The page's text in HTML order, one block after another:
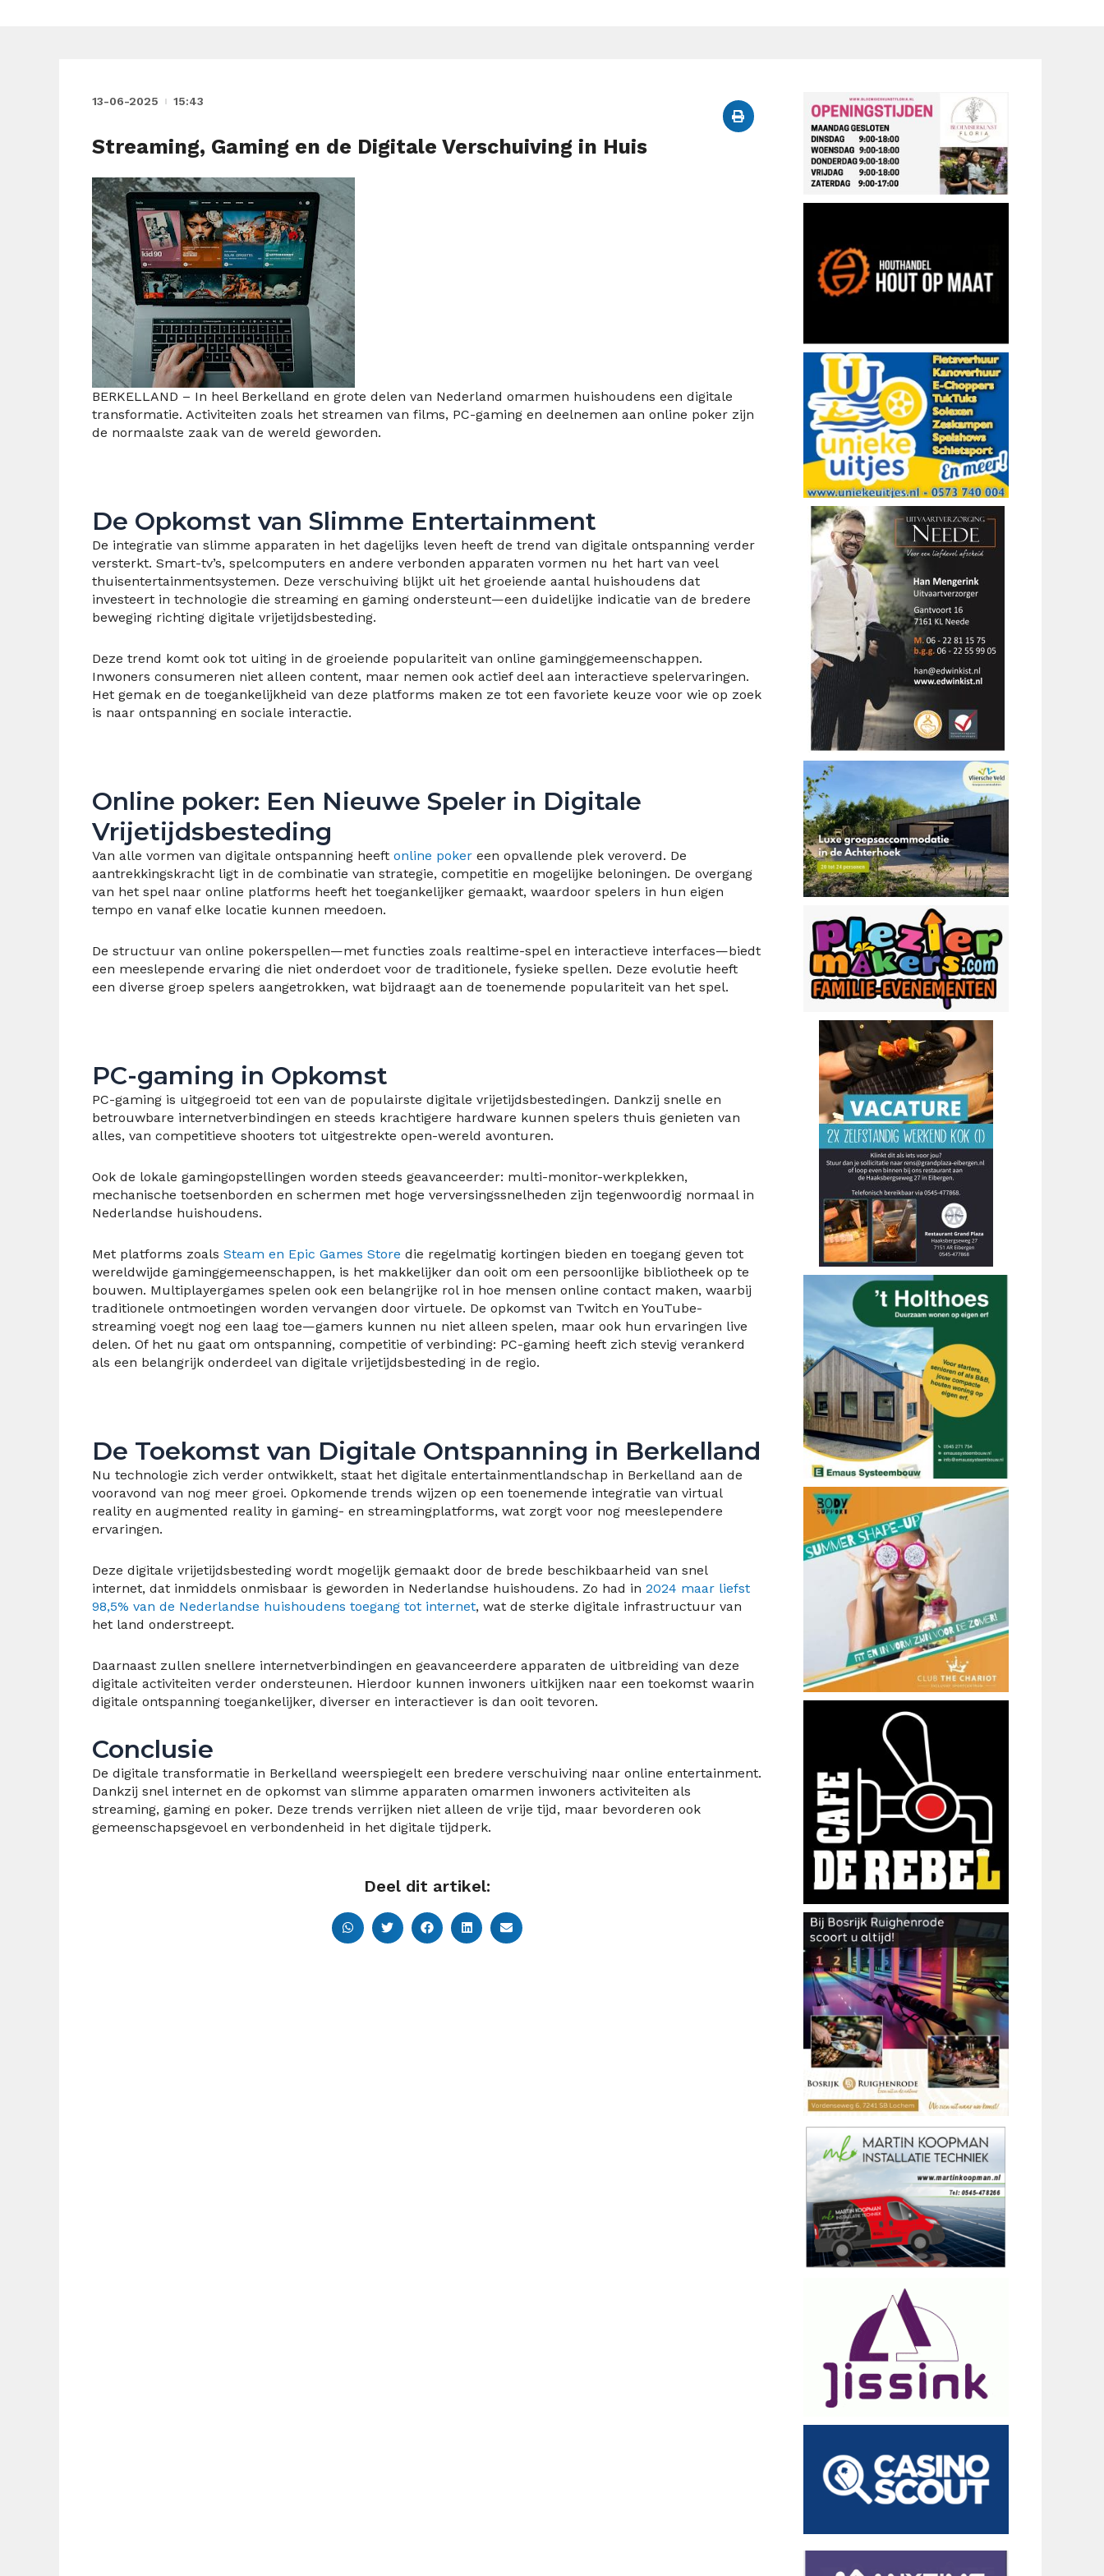
13-06-2025 15:43
Streaming, Gaming en de Digitale Verschuiving in Huis
BERKELLAND – In heel Berkelland en grote delen van Nederland omarmen huishoudens een digitale
transformatie. Activiteiten zoals het streamen van films, PC-gaming en deelnemen aan online poker zijn
de normaalste zaak van de wereld geworden.
De Opkomst van Slimme Entertainment
De integratie van slimme apparaten in het dagelijks leven heeft de trend van digitale ontspanning verder
versterkt. Smart-tv’s, spelcomputers en andere verbonden apparaten vormen nu het hart van veel
thuisentertainmentsystemen. Deze verschuiving blijkt uit het groeiende aantal huishoudens dat
investeert in technologie die streaming en gaming ondersteunt—een duidelijke indicatie van de bredere
beweging richting digitale vrijetijdsbesteding.
Deze trend komt ook tot uiting in de groeiende populariteit van online gaminggemeenschappen.
Inwoners consumeren niet alleen content, maar nemen ook actief deel aan interactieve spelervaringen.
Het gemak en de toegankelijkheid van deze platforms maken ze tot een favoriete keuze voor wie op zoek
is naar ontspanning en sociale interactie.
Online poker: Een Nieuwe Speler in Digitale
Vrijetijdsbesteding
Van alle vormen van digitale ontspanning heeft online poker een opvallende plek veroverd. De
aantrekkingskracht ligt in de combinatie van strategie, competitie en mogelijke beloningen. De overgang
van het spel naar online platforms heeft het toegankelijker gemaakt, waardoor spelers in hun eigen
tempo en vanaf elke locatie kunnen meedoen.
De structuur van online pokerspellen—met functies zoals realtime-spel en interactieve interfaces—biedt
een meeslepende ervaring die niet onderdoet voor de traditionele, fysieke spellen. Deze evolutie heeft
een diverse groep spelers aangetrokken, wat bijdraagt aan de toenemende populariteit van het spel.
PC-gaming in Opkomst
PC-gaming is uitgegroeid tot een van de populairste digitale vrijetijdsbestedingen. Dankzij snelle en
betrouwbare internetverbindingen en steeds krachtigere hardware kunnen spelers thuis genieten van
alles, van competitieve shooters tot uitgestrekte open-wereld avonturen.
Ook de lokale gamingopstellingen worden steeds geavanceerder: multi-monitor-werkplekken,
mechanische toetsenborden en schermen met hoge verversingssnelheden zijn tegenwoordig normaal in
Nederlandse huishoudens.
Met platforms zoals Steam en Epic Games Store die regelmatig kortingen bieden en toegang geven tot
wereldwijde gaminggemeenschappen, is het makkelijker dan ooit om een persoonlijke bibliotheek op te
bouwen. Multiplayergames spelen ook een belangrijke rol in hoe mensen online contact maken, waarbij
traditionele ontmoetingen worden vervangen door virtuele. De opkomst van Twitch en YouTube-
streaming voegt nog een laag toe—gamers kunnen nu niet alleen spelen, maar ook hun ervaringen live
delen. Of het nu gaat om ontspanning, competitie of verbinding: PC-gaming heeft zich stevig verankerd
als een belangrijk onderdeel van digitale vrijetijdsbesteding in de regio.
De Toekomst van Digitale Ontspanning in Berkelland
Nu technologie zich verder ontwikkelt, staat het digitale entertainmentlandschap in Berkelland aan de
vooravond van nog meer groei. Opkomende trends wijzen op een toenemende integratie van virtual
reality en augmented reality in gaming- en streamingplatforms, wat zorgt voor nog meeslependere
ervaringen.
Deze digitale vrijetijdsbesteding wordt mogelijk gemaakt door de brede beschikbaarheid van snel
internet, dat inmiddels onmisbaar is geworden in Nederlandse huishoudens. Zo had in 2024 maar liefst
98,5% van de Nederlandse huishoudens toegang tot internet, wat de sterke digitale infrastructuur van
het land onderstreept.
Daarnaast zullen snellere internetverbindingen en geavanceerdere apparaten de uitbreiding van deze
digitale activiteiten verder ondersteunen. Hierdoor kunnen inwoners uitkijken naar een toekomst waarin
digitale ontspanning toegankelijker, diverser en interactiever is dan ooit tevoren.
Conclusie
De digitale transformatie in Berkelland weerspiegelt een bredere verschuiving naar online entertainment.
Dankzij snel internet en de opkomst van slimme apparaten omarmen inwoners activiteiten als
streaming, gaming en poker. Deze trends verrijken niet alleen de vrije tijd, maar bevorderen ook
gemeenschapsgevoel en verbondenheid in het digitale tijdperk.
Deel dit artikel: